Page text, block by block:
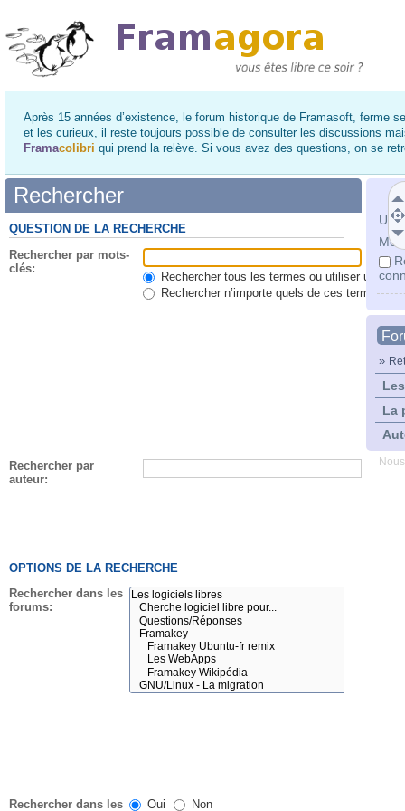
Après 15 années d’existence, le forum historique de Framasoft, ferme
et les curieux, il reste toujours possible de consulter les discussions
Framacolibri qui prend la relève. Si vous avez des questions, on se
Mot
»
La
Rechercher
QUESTION DE LA RECHERCHE
Rechercher par mots-
clés:
Rechercher tous les termes ou utiliser une
Rechercher n’importe quels de ces termes
Rechercher par
auteur:
OPTIONS DE LA RECHERCHE
Rechercher dans les
forums:
Rechercher dans les Oui Non